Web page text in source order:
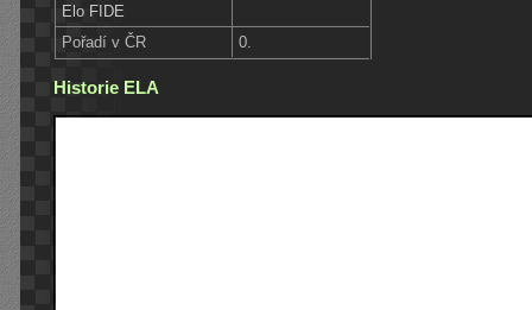
Elo FIDE
Pořadí v ČR
0.
Historie ELA